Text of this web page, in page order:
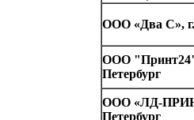
ООО «Два С»,
ООО
Петербург
ООО «ЛД-
Петербург